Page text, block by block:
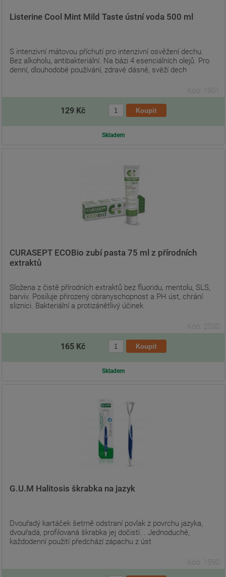
Listerine Cool Mint Mild Taste ústní voda 500 ml
S intenzivní mátovou příchutí pro intenzivní osvěžení dechu.
Bez alkoholu, antibakteriální. Na bázi 4 esenciálních olejů. Pro
denní, dlouhodobé používání, zdravé dásně, svěží dech
Kód: 1801
129 Kč
Skladem
CURASEPT ECOBio zubí pasta 75 ml z přírodních
extraktů
Složena z čistě přírodních extraktů bez fluoridu, mentolu, SLS,
barviv. Posiluje přirozený obranyschopnost a PH úst, chrání
sliznici. Bakteriální a protizánětlivý účinek
Kód: 2030
165 Kč
Skladem
G.U.M Halitosis škrabka na jazyk
Dvouřadý kartáček šetrně odstraní povlak z povrchu jazyka,
dvouřadá, profilovaná škrabka jej dočistí. . Jednoduché,
každodenní použití předchází zápachu z úst
Kód: 1590